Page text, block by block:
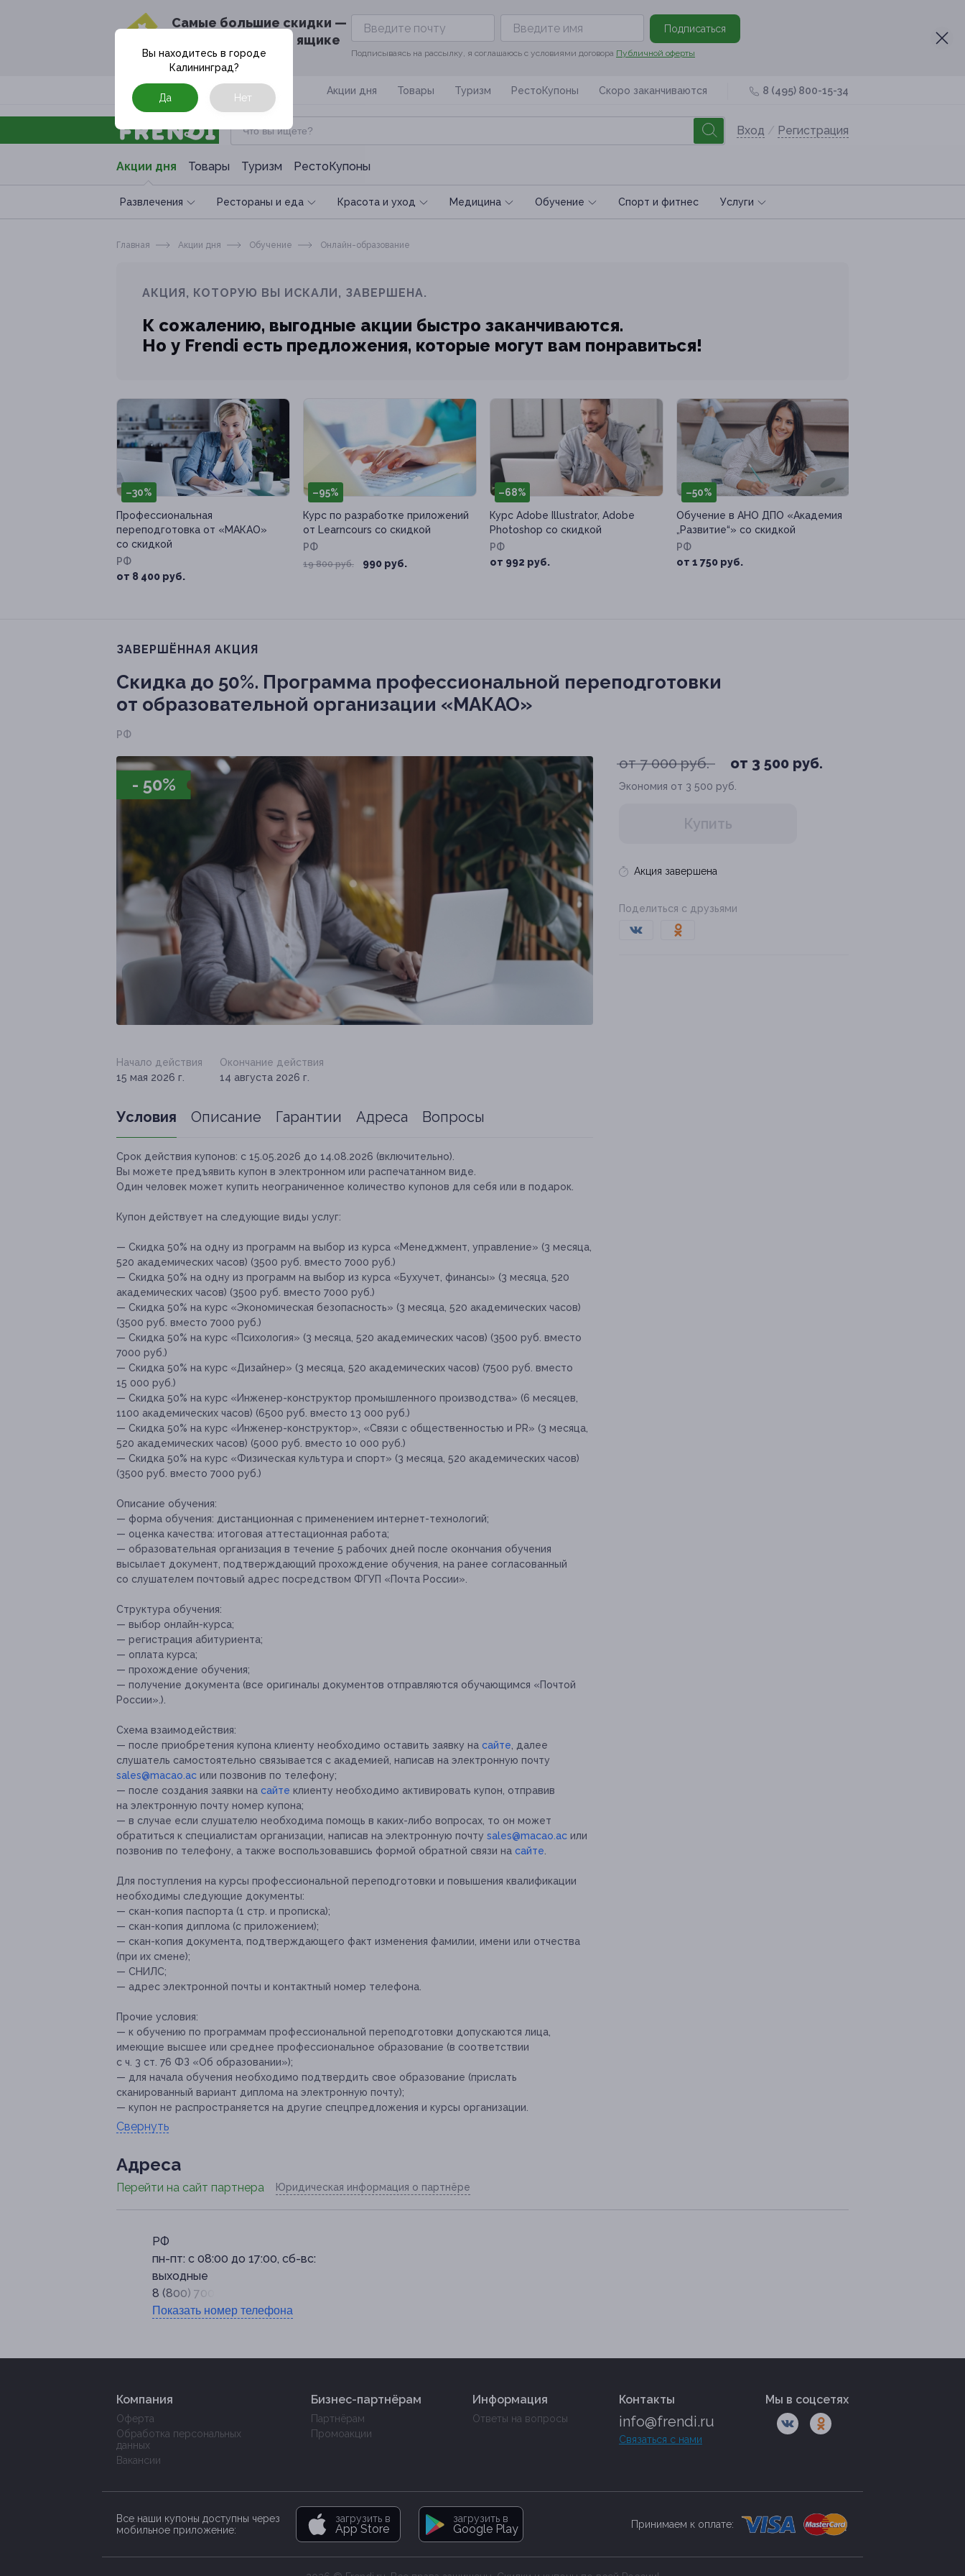
Cамые большие скидки —
в твоём почтовом ящике
Подписаться
Подписываясь на рассылку, я соглашаюсь с условиями договора Публичной оферты
Москва Акции дня Товары Туризм РестоКупоны Скоро заканчиваются 8 (495) 800-15-34
Вход / Регистрация
Акции дня Товары Туризм РестоКупоны
Развлечения Рестораны и еда Красота и уход Медицина Обучение Спoрт и фитнес Услуги
Вы находитесь в городе
Калининград?
Да Нет
Главная Акции дня Обучение Онлайн-образование
АКЦИЯ, КОТОРУЮ ВЫ ИСКАЛИ, ЗАВЕРШЕНА.
К сожалению, выгодные акции быстро заканчиваются.
Но у Frendi есть предложения, которые могут вам понравиться!
–30%
Профессиональная
переподготовка от «МАКАО»
со скидкой
РФ
от 8 400 руб.
–95%
Курс по разработке приложений
от Learncours со скидкой
РФ
19 800 руб. 990 руб.
–68%
Курс Adobe Illustrator, Adobe
Photoshop со скидкой
РФ
от 992 руб.
–50%
Обучение в АНО ДПО «Академия
„Развитие“» со скидкой
РФ
от 1 750 руб.
ЗАВЕРШЁННАЯ АКЦИЯ
Скидка до 50%. Программа профессиональной переподготовки
от образовательной организации «МАКАО»
РФ
- 50%
от 7 000 руб. от 3 500 руб.
Экономия от 3 500 руб.
Купить
Акция завершена
Поделиться с друзьями
Начало действия
15 мая 2026 г.
Окончание действия
14 августа 2026 г.
Условия Описание Гарантии Адреса Вопросы
Срок действия купонов: с 15.05.2026 до 14.08.2026 (включительно).
Вы можете предъявить купон в электронном или распечатанном виде.
Один человек может купить неограниченное количество купонов для себя или в подарок.
Купон действует на следующие виды услуг:
— Скидка 50% на одну из программ на выбор из курса «Менеджмент, управление» (3 месяца,
520 академических часов) (3500 руб. вместо 7000 руб.)
— Скидка 50% на одну из программ на выбор из курса «Бухучет, финансы» (3 месяца, 520
академических часов) (3500 руб. вместо 7000 руб.)
— Скидка 50% на курс «Экономическая безопасность» (3 месяца, 520 академических часов)
(3500 руб. вместо 7000 руб.)
— Скидка 50% на курс «Психология» (3 месяца, 520 академических часов) (3500 руб. вместо
7000 руб.)
— Скидка 50% на курс «Дизайнер» (3 месяца, 520 академических часов) (7500 руб. вместо
15 000 руб.)
— Скидка 50% на курс «Инженер-конструктор промышленного производства» (6 месяцев,
1100 академических часов) (6500 руб. вместо 13 000 руб.)
— Скидка 50% на курс «Инженер-конструктор», «Связи с общественностью и PR» (3 месяца,
520 академических часов) (5000 руб. вместо 10 000 руб.)
— Скидка 50% на курс «Физическая культура и спорт» (3 месяца, 520 академических часов)
(3500 руб. вместо 7000 руб.)
Описание обучения:
— форма обучения: дистанционная с применением интернет-технологий;
— оценка качества: итоговая аттестационная работа;
— образовательная организация в течение 5 рабочих дней после окончания обучения
высылает документ, подтверждающий прохождение обучения, на ранее согласованный
со слушателем почтовый адрес посредством ФГУП «Почта России».
Структура обучения:
— выбор онлайн-курса;
— регистрация абитуриента;
— оплата курса;
— прохождение обучения;
— получение документа (все оригиналы документов отправляются обучающимся «Почтой
России».).
Схема взаимодействия:
— после приобретения купона клиенту необходимо оставить заявку на сайте , далее
слушатель самостоятельно связывается с академией, написав на электронную почту
sales@macao.ac или позвонив по телефону;
— после создания заявки на сайте клиенту необходимо активировать купон, отправив
на электронную почту номер купона;
— в случае если слушателю необходима помощь в каких-либо вопросах, то он может
обратиться к специалистам организации, написав на электронную почту sales@macao.ac или
позвонив по телефону, а также воспользовавшись формой обратной связи на сайте
Для поступления на курсы профессиональной переподготовки и повышения квалификации
необходимы следующие документы:
— скан-копия паспорта (1 стр. и прописка);
— скан-копия диплома (с приложением);
— скан-копия документа, подтверждающего факт изменения фамилии, имени или отчества
(при их смене);
— СНИЛС;
— адрес электронной почты и контактный номер телефона.
Прочие условия:
— к обучению по программам профессиональной переподготовки допускаются лица,
имеющие высшее или среднее профессиональное образование (в соответствии
с ч. 3 ст. 76 ФЗ «Об образовании»);
— для начала обучения необходимо подтвердить свое образование (прислать
сканированный вариант диплома на электронную почту);
— купон не распространяется на другие спецпредложения и курсы организации.
Свернуть
Адресa
Перейти на сайт партнера Юридическая информация о партнёре
РФ
пн-пт: с 08:00 до 17:00, сб-вс:
выходные
8 (800) 700-32-72
Показать номер телефона
Компания
Оферта
Обработка персональных
данных
Вакансии
Бизнес-партнёрам
Партнёрам
Промоакции
Информация
Ответы на вопросы
Контакты
info@frendi.ru
Связаться с нами
Мы в соцсетях
Все наши купоны доступны через
мобильное приложение:
загрузить в
App Store
загрузить в
Google Play Принимаем к оплате: